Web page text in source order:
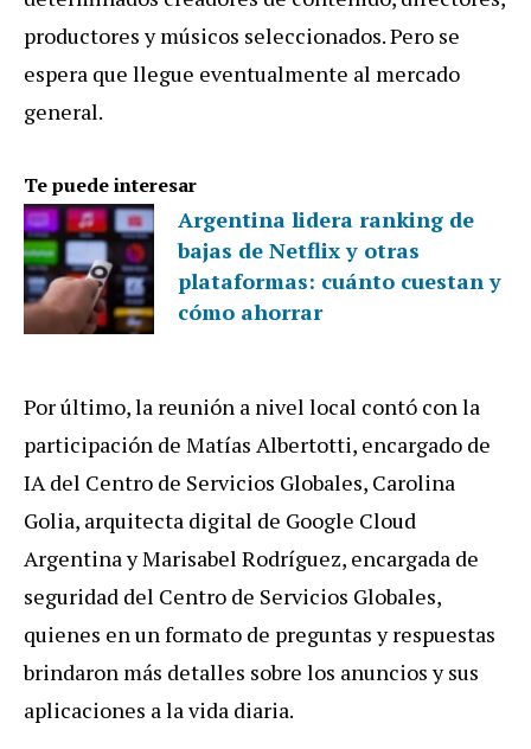
productores y músicos seleccionados. Pero se
espera que llegue eventualmente al mercado
general.
Te puede interesar
Argentina lidera ranking de
bajas de Netflix y otras
plataformas: cuánto cuestan y
cómo ahorrar
Por último, la reunión a nivel local contó con la
participación de Matías Albertotti, encargado de
IA del Centro de Servicios Globales, Carolina
Golia, arquitecta digital de Google Cloud
Argentina y Marisabel Rodríguez, encargada de
seguridad del Centro de Servicios Globales,
quienes en un formato de preguntas y respuestas
brindaron más detalles sobre los anuncios y sus
aplicaciones a la vida diaria.